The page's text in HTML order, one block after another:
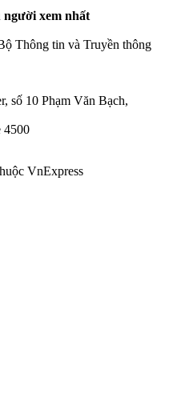
người xem nhất
Thông tin và Truyền thông
số 10 Phạm Văn Bạch,
4500
VnExpress